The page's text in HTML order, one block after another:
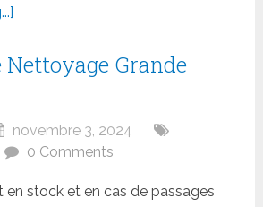
Nettoyage Grande
novembre 3, 2024
0 Comments
en stock et en cas de passages